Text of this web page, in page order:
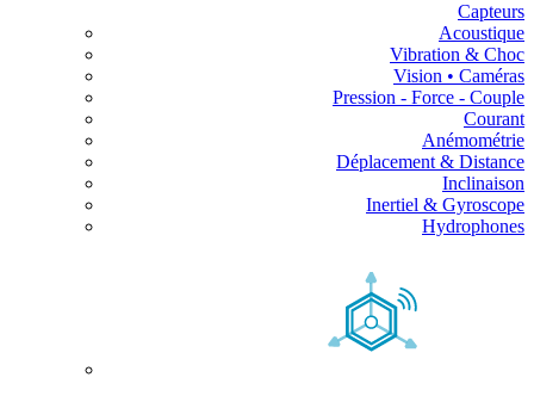
Capteurs
Acoustique
Vibration & Choc
Vision • Caméras
Pression - Force - Couple
Courant
Anémométrie
Déplacement & Distance
Inclinaison
Inertiel & Gyroscope
Hydrophones